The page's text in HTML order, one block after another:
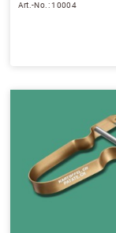
Art.-No.: 10004